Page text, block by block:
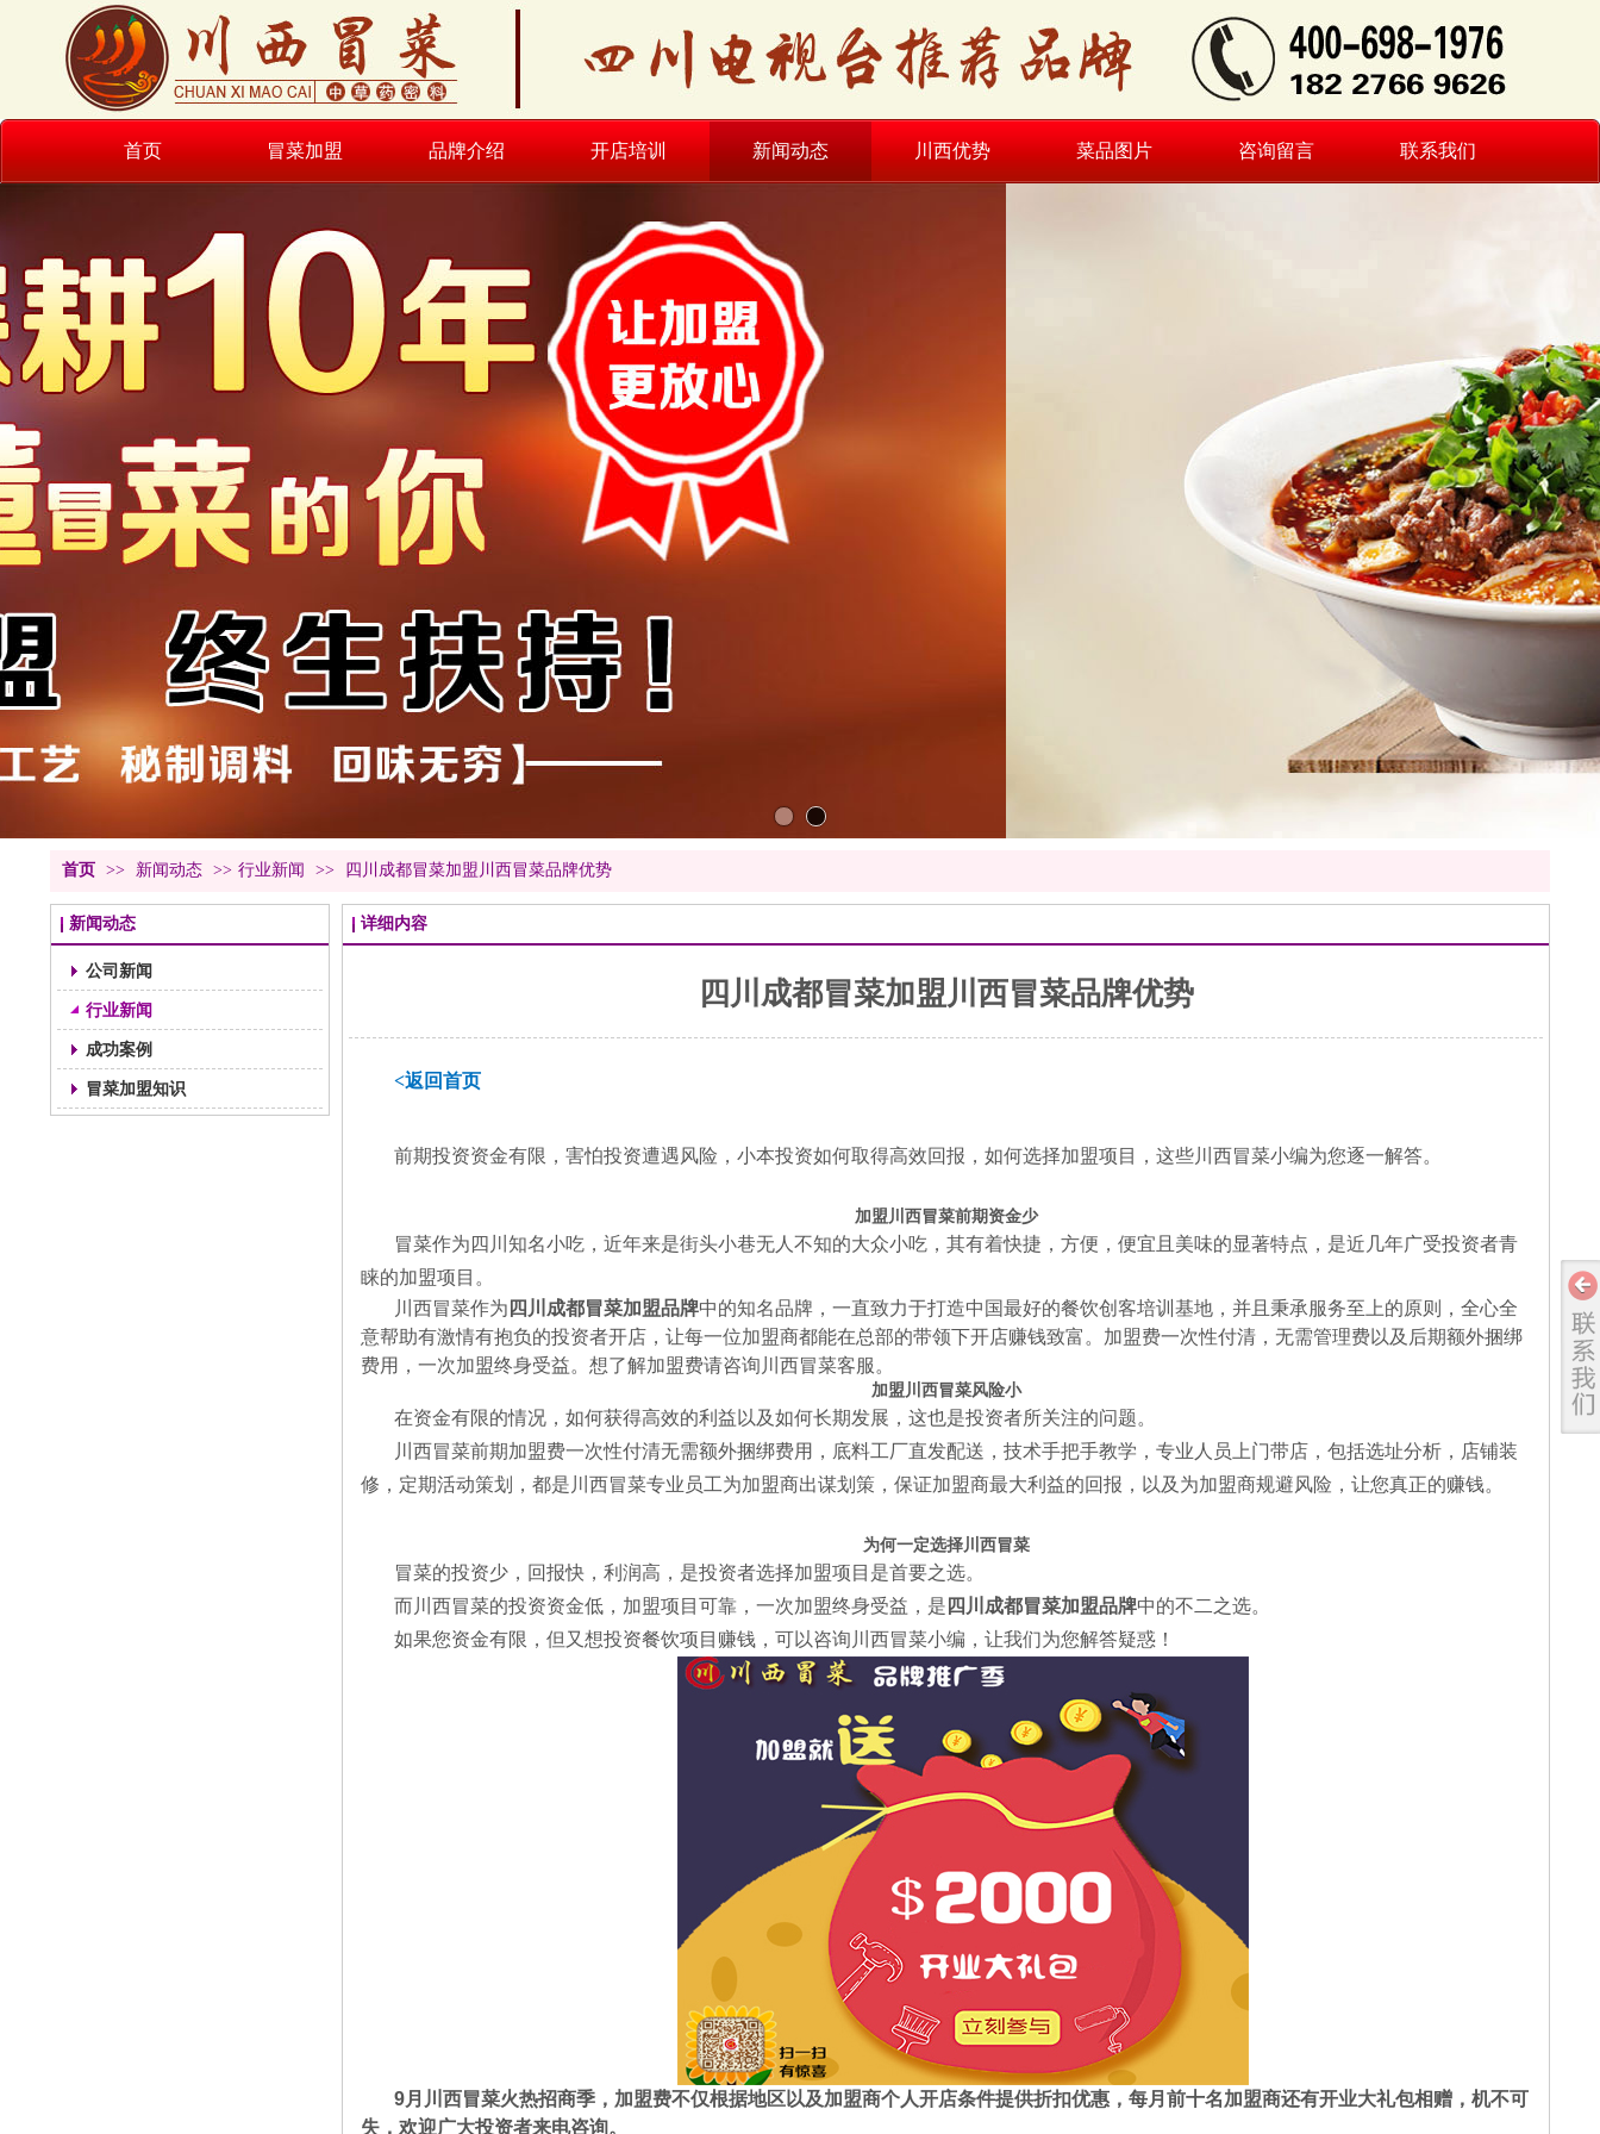
首页 冒菜加盟 品牌介绍 开店培训 新闻动态 川西优势 菜品图片 咨询留言 联系我们
首页 >> 新闻动态 >> 行业新闻 >> 四川成都冒菜加盟川西冒菜品牌优势
新闻动态
公司新闻
行业新闻
成功案例
冒菜加盟知识
详细内容
四川成都冒菜加盟川西冒菜品牌优势
<返回首页
前期投资资金有限，害怕投资遭遇风险，小本投资如何取得高效回报，如何选择加盟项目，这些川西冒菜小编为您逐一解答。
加盟川西冒菜前期资金少
冒菜作为四川知名小吃，近年来是街头小巷无人不知的大众小吃，其有着快捷，方便，便宜且美味的显著特点，是近几年广受投资者青
睐的加盟项目。
川西冒菜作为 四川成都冒菜加盟品牌中的知名品牌，一直致力于打造中国最好的餐饮创客培训基地，并且秉承服务至上的原则，全心全
意帮助有激情有抱负的投资者开店，让每一位加盟商都能在总部的带领下开店赚钱致富。加盟费一次性付清，无需管理费以及后期额外捆绑
费用，一次加盟终身受益。想了解加盟费请咨询川西冒菜客服。
加盟川西冒菜风险小
在资金有限的情况，如何获得高效的利益以及如何长期发展，这也是投资者所关注的问题。
川西冒菜前期加盟费一次性付清无需额外捆绑费用，底料工厂直发配送，技术手把手教学，专业人员上门带店，包括选址分析，店铺装
修，定期活动策划，都是川西冒菜专业员工为加盟商出谋划策，保证加盟商最大利益的回报，以及为加盟商规避风险，让您真正的赚钱。
为何一定选择川西冒菜
冒菜的投资少，回报快，利润高，是投资者选择加盟项目是首要之选。
而川西冒菜的投资资金低，加盟项目可靠，一次加盟终身受益，是 四川成都冒菜加盟品牌中的不二之选。
如果您资金有限，但又想投资餐饮项目赚钱，可以咨询川西冒菜小编，让我们为您解答疑惑！
9月川西冒菜火热招商季，加盟费不仅根据地区以及加盟商个人开店条件提供折扣优惠，每月前十名加盟商还有开业大礼包相赠，机不可
失，欢迎广大投资者来电咨询。